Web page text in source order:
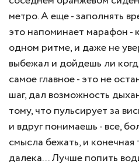
метро. А еще - заполнять
это напоминает марафон -
одном ритме, и даже не
выбежал и дойдешь ли
самое главное - это не
шаг, дал возможность
тому, что пульсирует за
и вдруг понимаешь - все,
смысла бежать, и конечная
далека... Лучше попить